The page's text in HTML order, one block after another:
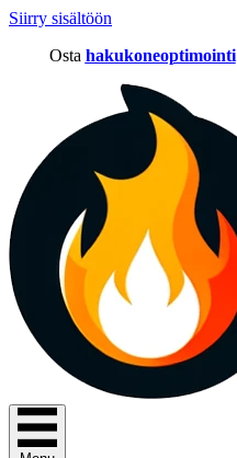
Siirry sisältöön
Osta hakukoneoptimointi